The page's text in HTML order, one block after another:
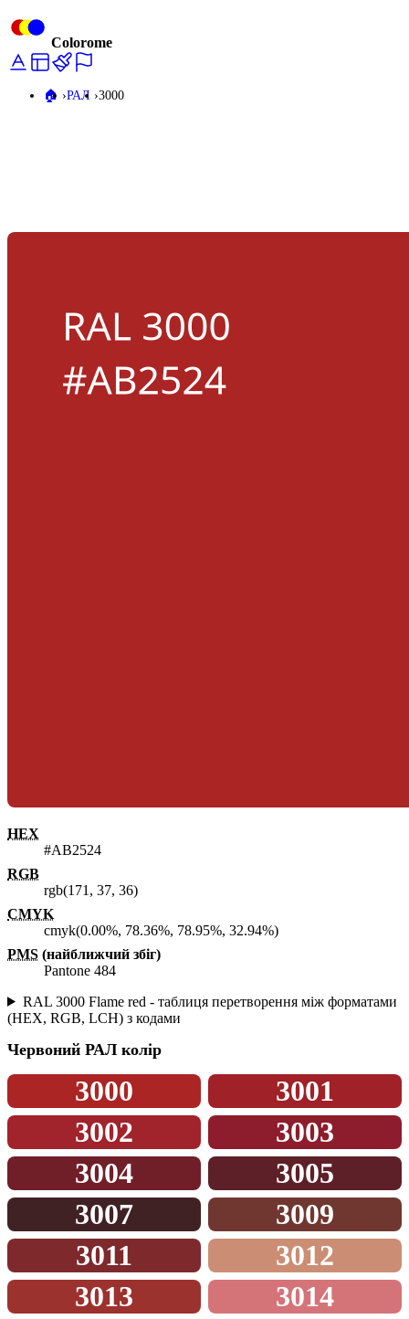
Colorome
🏠️ РАЛ 3000
HEX
#AB2524
RGB
rgb(171, 37, 36)
CMYK
cmyk(0.00%, 78.36%, 78.95%, 32.94%)
PMS (найближчий збіг)
Pantone 484
RAL 3000 Flame red - таблиця перетворення між форматами
(HEX, RGB, LCH) з кодами
Червоний РАЛ колір
3000
3001
3002
3003
3004
3005
3007
3009
3011
3012
3013
3014